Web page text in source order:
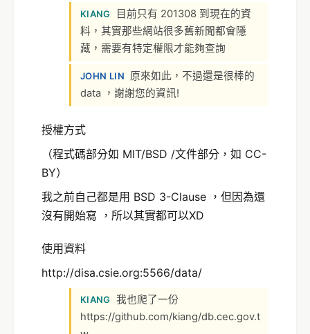
KIANG
目前只有 201308 到現在的資
料，其實那些網站很多舊新聞都會隱
藏，需要有特定權限才能夠查詢
JOHN LIN
原來如此，不過還是很棒的
data ，謝謝您的資訊!
授權方式
（程式碼部分如 MIT/BSD /文件部分，如 CC-
BY）
我之前自己都是用 BSD 3-Clause ，但因為還
沒有開始寫 ，所以其實都可以XD
使用資料
http://disa.csie.org:5566/data/
KIANG 我也爬了一份
https://github.com/kiang/db.cec.gov.t